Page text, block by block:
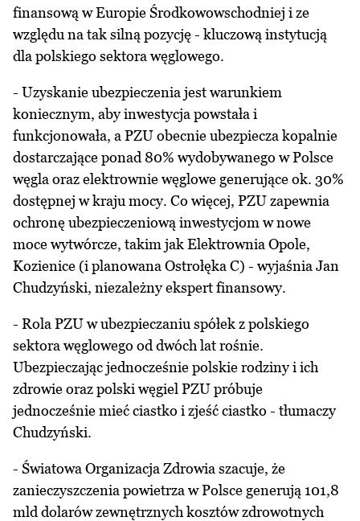
finansową w Europie Środkowowschodniej i ze
względu na tak silną pozycję - kluczową instytucją
dla polskiego sektora węglowego.
- Uzyskanie ubezpieczenia jest warunkiem
koniecznym, aby inwestycja powstała i
funkcjonowała, a PZU obecnie ubezpiecza kopalnie
dostarczające ponad 80% wydobywanego w Polsce
węgla oraz elektrownie węglowe generujące ok. 30%
dostępnej w kraju mocy. Co więcej, PZU zapewnia
ochronę ubezpieczeniową inwestycjom w nowe
moce wytwórcze, takim jak Elektrownia Opole,
Kozienice (i planowana Ostrołęka C) - wyjaśnia Jan
Chudzyński, niezależny ekspert finansowy.
- Rola PZU w ubezpieczaniu spółek z polskiego
sektora węglowego od dwóch lat rośnie.
Ubezpieczając jednocześnie polskie rodziny i ich
zdrowie oraz polski węgiel PZU próbuje
jednocześnie mieć ciastko i zjeść ciastko - tłumaczy
Chudzyński.
- Światowa Organizacja Zdrowia szacuje, że
zanieczyszczenia powietrza w Polsce generują 101,8
mld dolarów zewnętrznych kosztów zdrowotnych